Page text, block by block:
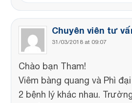
Chuyên viên tư
31/03/2018 at 09:07
Chào bạn Tham!
Viêm bàng quang và Phì
2 bệnh lý khác nhau.